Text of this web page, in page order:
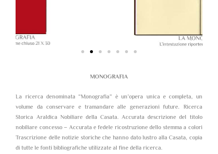
MONOGRAFIA
La ricerca denominata “Monografia” è un’opera unica e completa, un
volume da conservare e tramandare alle generazioni future. Ricerca
Storica Araldica Nobiliare della Casata. Accurata descrizione del titolo
nobiliare concesso – Accurata e fedele ricostruzione dello stemma a colori
Trascrizione delle notizie storiche che hanno dato lustro alla Casata, copia
di tutte le fonti bibliografiche utilizzate al fine della ricerca.